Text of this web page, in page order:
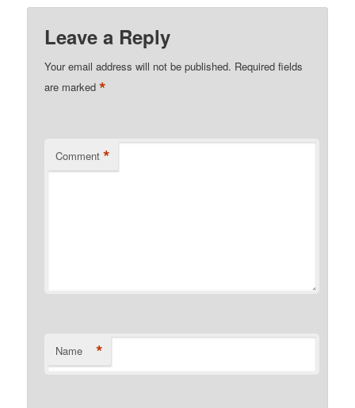
Leave a Reply
Your email address will not be published. Required fields
are marked*
Comment *
Name *